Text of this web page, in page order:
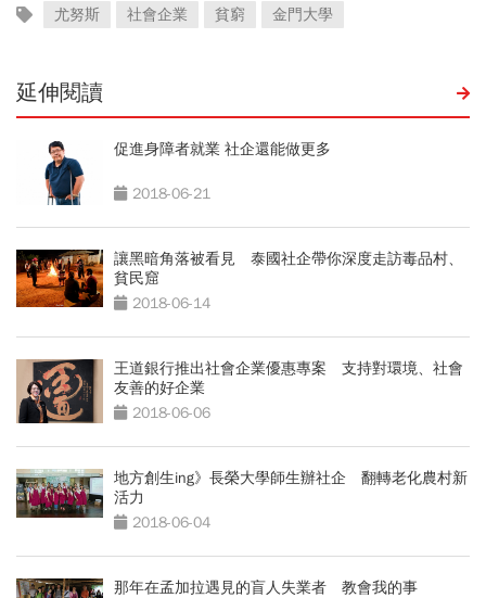
尤努斯 社會企業 貧窮 金門大學
延伸閱讀
促進身障者就業 社企還能做更多
2018-06-21
讓黑暗角落被看見 泰國社企帶你深度走訪毒品村、
貧民窟
2018-06-14
王道銀行推出社會企業優惠專案 支持對環境、社會
友善的好企業
2018-06-06
地方創生ing》長榮大學師生辦社企 翻轉老化農村新
活力
2018-06-04
那年在孟加拉遇見的盲人失業者 教會我的事